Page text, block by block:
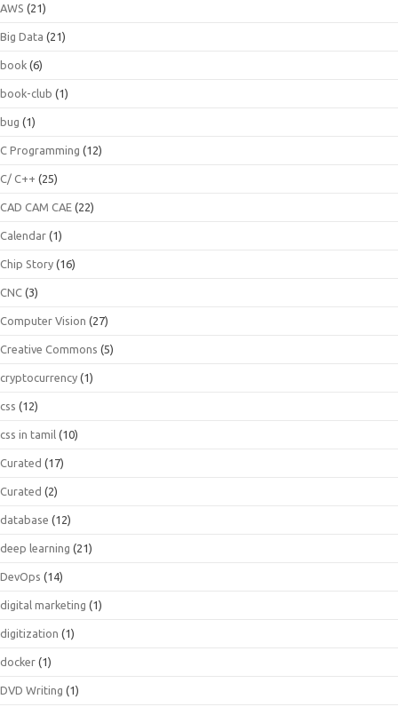
AWS (21)
Big Data (21)
book (6)
book-club (1)
bug (1)
C Programming (12)
C/ C++ (25)
CAD CAM CAE (22)
Calendar (1)
Chip Story (16)
CNC (3)
Computer Vision (27)
Creative Commons (5)
cryptocurrency (1)
css (12)
css in tamil (10)
Curated (17)
Curated (2)
database (12)
deep learning (21)
DevOps (14)
digital marketing (1)
digitization (1)
docker (1)
DVD Writing (1)